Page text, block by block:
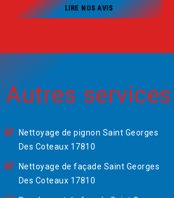
LIRE NOS AVIS
Autres services
Nettoyage de pignon Saint Georges
Des Coteaux 17810
Nettoyage de façade Saint Georges
Des Coteaux 17810